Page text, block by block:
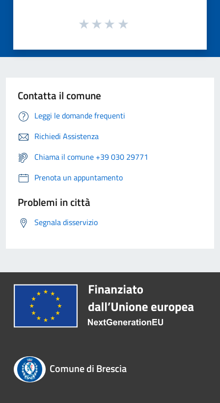
Contatta il comune
Leggi le domande frequenti
Richiedi Assistenza
Chiama il comune +39 030 29771
Prenota un appuntamento
Problemi in città
Segnala disservizio
Comune di Brescia